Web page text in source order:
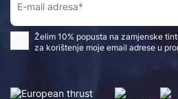
Želim 10% popusta na zamjenske
za korištenje moje email adrese u